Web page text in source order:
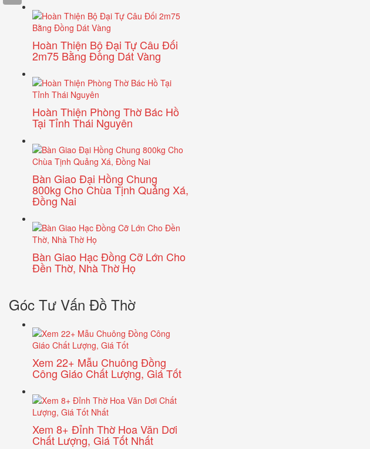
Hoàn Thiện Bộ Đại Tự Câu Đối
2m75 Bằng Đồng Dát Vàng
Hoàn Thiện Phòng Thờ Bác Hồ
Tại Tỉnh Thái Nguyên
Bàn Giao Đại Hồng Chung
800kg Cho Chùa Tịnh Quảng Xá,
Đồng Nai
Bàn Giao Hạc Đồng Cỡ Lớn Cho
Đền Thờ, Nhà Thờ Họ
Góc Tư Vấn Đồ Thờ
Xem 22+ Mẫu Chuông Đồng
Công Giáo Chất Lượng, Giá Tốt
Xem 8+ Đỉnh Thờ Hoa Văn Dơi
Chất Lượng, Giá Tốt Nhất